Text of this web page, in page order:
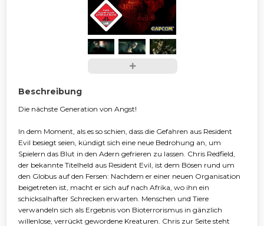
Beschreibung
Die nächste Generation von Angst!
In dem Moment, als es so schien, dass die Gefahren aus Resident
Evil besiegt seien, kündigt sich eine neue Bedrohung an, um
Spielern das Blut in den Adern gefrieren zu lassen. Chris Redfield,
der bekannte Titelheld aus Resident Evil, ist dem Bösen rund um
den Globus auf den Fersen: Nachdem er einer neuen Organisation
beigetreten ist, macht er sich auf nach Afrika, wo ihn ein
schicksalhafter Schrecken erwarten. Menschen und Tiere
verwandeln sich als Ergebnis von Bioterrorismus in gänzlich
willenlose, verrückt gewordene Kreaturen. Chris zur Seite steht